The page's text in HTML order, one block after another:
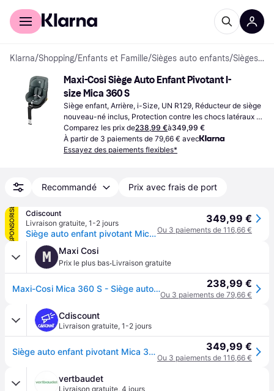
Acheter avec Klarna
Klarna/Shopping/Enfants et Famille/Sièges auto enfants/ Sièges enfants
Maxi-Cosi Siège Auto Enfant Pivotant I-
size Mica 360 S
Siège enfant, Arrière, i-Size, UN R129, Réducteur de siège
nouveau-né inclus, Protection contre les chocs latéraux
(ASIP), Revêtement lavable, Rotatif, Appui-tête réglable
Comparez les prix de238,99 €à349,99 €
À partir de 3 paiements de 79,66 € avec
Essayez des paiements flexibles*
Recommandé Prix avec frais de port
SPONSORISÉ
Cdiscount
Livraison gratuite, 1-2 jours
Siège auto enfant pivotant Mica 360 S i-Size de la naissance à 4 ans Tonal Graphite - Gris
349,99 €
Ou 3 paiements de 116,66 €
M Maxi Cosi
Prix le plus bas·Livraison gratuite
Maxi-Cosi Mica 360 S - Siège auto - Tonal Graphite 238,99 €
Ou 3 paiements de 79,66 €
Cdiscount
Livraison gratuite, 1-2 jours
Siège auto enfant pivotant Mica 360 S i-Size de la naissance à 4 ans Tonal Graphite - Gris 349,99 €
Ou 3 paiements de 116,66 €
vertbaudet
Livraison gratuite, 4 jours